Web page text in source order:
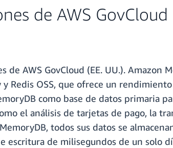
de AWS GovCloud
AWS GovCloud (EE. UU.). Amazon
Redis OSS, que ofrece un
como base de datos primaria
el análisis de tarjetas de pago, la
todos sus datos se
escritura de milisegundos de un solo